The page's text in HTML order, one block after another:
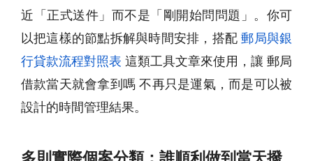
近「正式送件」而不是「剛開始問問題」。你可
以把這樣的節點拆解與時間安排，搭配郵局與銀
行貸款流程對照表 這類工具文章來使用，讓 郵局
借款當天就會拿到嗎 不再只是運氣，而是可以被
設計的時間管理結果。